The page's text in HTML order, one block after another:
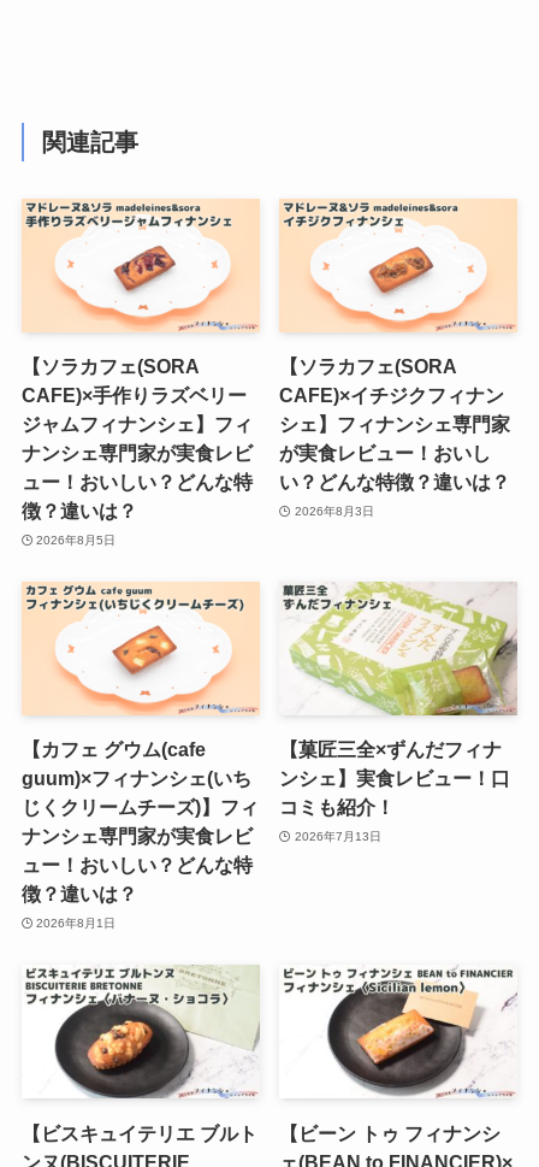
関連記事
【ソラカフェ(SORA
CAFE)×手作りラズベリー
ジャムフィナンシェ】フィ
ナンシェ専門家が実食レビ
ュー！おいしい？どんな特
徴？違いは？
2026年8月5日
【ソラカフェ(SORA
CAFE)×イチジクフィナン
シェ】フィナンシェ専門家
が実食レビュー！おいし
い？どんな特徴？違いは？
2026年8月3日
【カフェ グウム(cafe
guum)×フィナンシェ(いち
じくクリームチーズ)】フィ
ナンシェ専門家が実食レビ
ュー！おいしい？どんな特
徴？違いは？
2026年8月1日
【菓匠三全×ずんだフィナ
ンシェ】実食レビュー！口
コミも紹介！
2026年7月13日
【ビスキュイテリエ ブルト
ンヌ(BISCUITERIE
【ビーン トゥ フィナンシ
ェ(BEAN to FINANCIER)×